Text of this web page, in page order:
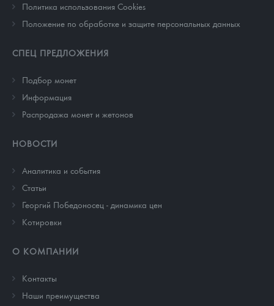
Политика использования Cookies
Положение по обработке и защите персональных данных
СПЕЦ ПРЕДЛОЖЕНИЯ
Подбор монет
Информация
Распродажа монет и жетонов
НОВОСТИ
Аналитика и события
Cтатьи
Георгий Победоносец - динамика цен
Котировки
О КОМПАНИИ
Контакты
Наши преимущества